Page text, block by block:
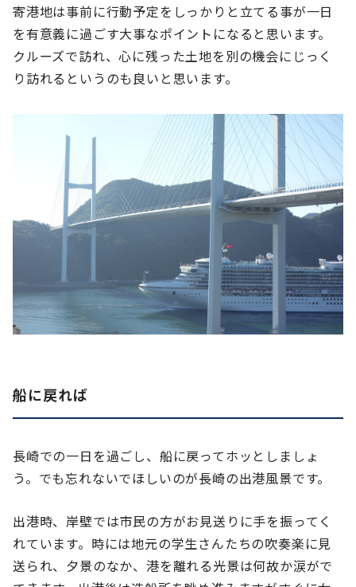
寄港地は事前に行動予定をしっかりと立てる事が一日
を有意義に過ごす大事なポイントになると思います。
クルーズで訪れ、心に残った土地を別の機会にじっく
り訪れるというのも良いと思います。
船に戻れば
長崎での一日を過ごし、船に戻ってホッとしましょ
う。でも忘れないでほしいのが長崎の出港風景です。
出港時、岸壁では市民の方がお見送りに手を振ってく
れています。時には地元の学生さんたちの吹奏楽に見
送られ、夕景のなか、港を離れる光景は何故か涙がで